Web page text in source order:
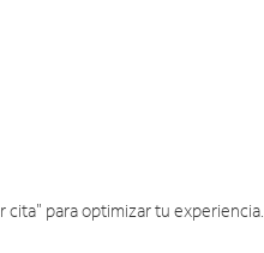
cita" para optimizar tu experiencia.